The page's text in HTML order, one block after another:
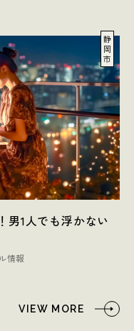
静
岡
市
男1人でも浮かない
情報
VIEW MORE